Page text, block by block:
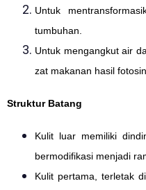
Untuk
tumbuhan.
Untuk mengangkut air
zat makanan hasil
Struktur Batang
Kulit luar memiliki
bermodifikasi menjadi
Kulit pertama, terletak